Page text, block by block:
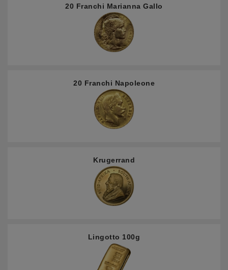
20 Franchi Marianna Gallo
20 Franchi Napoleone
Krugerrand
Lingotto 100g